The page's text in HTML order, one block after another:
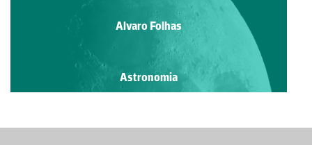
Alvaro Folhas
Astronomia